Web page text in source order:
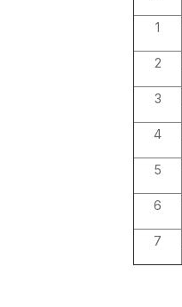
1
2
3
4
5
6
7